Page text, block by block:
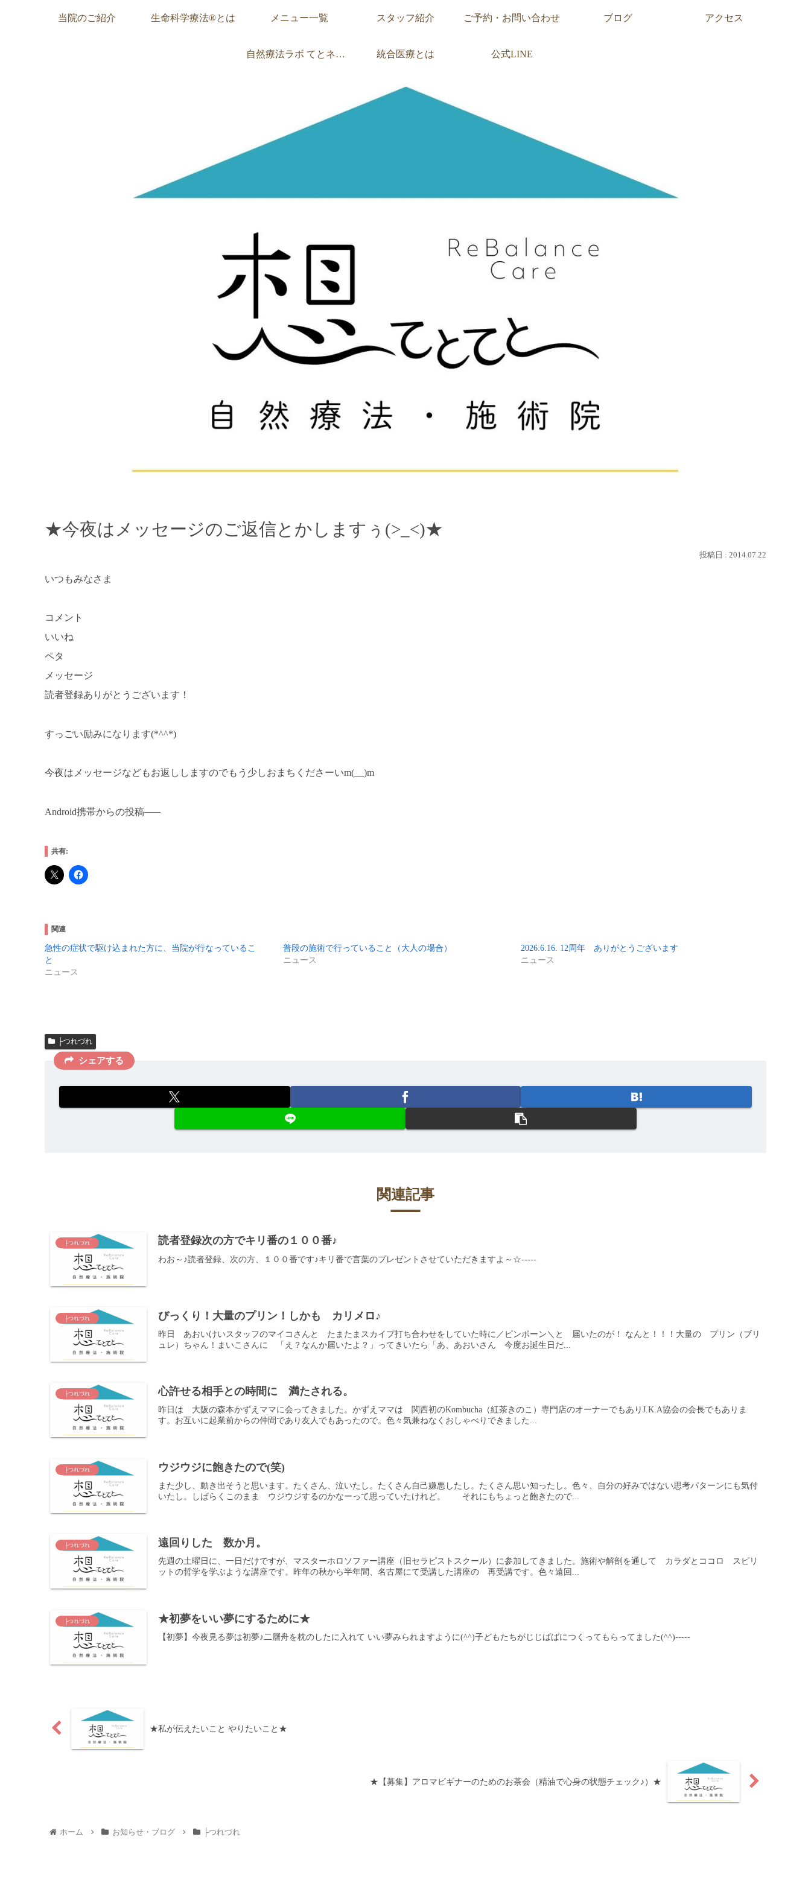
当院のご紹介 生命科学療法®︎とは メニュー一覧 スタッフ紹介 ご予約・お問い合わせ ブログ アクセス
自然療法ラボ てとネットとは 統合医療とは 公式LINE
★今夜はメッセージのご返信とかしますぅ(>_<)★
2014.07.22
いつもみなさま
コメント
いいね
ペタ
メッセージ
読者登録ありがとうございます！
すっごい励みになります(*^^*)
今夜はメッセージなどもお返ししますのでもう少しおまちくださーいm(__)m
Android携帯からの投稿—–
共有:
関連
急性の症状で駆け込まれた方に、当院が行なっているこ
と
ニュース
普段の施術で行っていること（大人の場合）
ニュース
2026.6.16. 12周年 ありがとうございます
ニュース
├つれづれ
シェアする
関連記事
├つれづれ 読者登録次の方でキリ番の１００番♪
わお～♪読者登録、次の方、１００番です♪キリ番で言葉のプレゼントさせていただきますよ～☆-----
├つれづれ びっくり！大量のプリン！しかも カリメロ♪
昨日 あおいけいスタッフのマイコさんと たまたまスカイプ打ち合わせをしていた時に／ピンポーン＼と 届いたのが！ なんと！！！大量の プリン（ブリ
ュレ）ちゃん！まいこさんに 「え？なんか届いたよ？」ってきいたら「あ、あおいさん 今度お誕生日だ...
├つれづれ 心許せる相手との時間に 満たされる。
昨日は 大阪の森本かずえママに会ってきました。かずえママは 関西初のKombucha（紅茶きのこ）専門店のオーナーでもありJ.K.A協会の会長でもありま
す。お互いに起業前からの仲間であり友人でもあったので。色々気兼ねなくおしゃべりできました...
├つれづれ ウジウジに飽きたので(笑)
また少し、動き出そうと思います。たくさん、泣いたし。たくさん自己嫌悪したし。たくさん思い知ったし。色々、自分の好みではない思考パターンにも気付
いたし。しばらくこのまま ウジウジするのかなーって思っていたけれど。 それにもちょっと飽きたので...
├つれづれ 遠回りした 数か月。
先週の土曜日に、一日だけですが、マスターホロソファー講座（旧セラピストスクール）に参加してきました。施術や解剖を通して カラダとココロ スピリ
ットの哲学を学ぶような講座です。昨年の秋から半年間、名古屋にて受講した講座の 再受講です。色々遠回...
├つれづれ ★初夢をいい夢にするために★
【初夢】今夜見る夢は初夢♪二層舟を枕のしたに入れて いい夢みられますように(^^)子どもたちがじじばばにつくってもらってました(^^)-----
★私が伝えたいこと やりたいこと★
★【募集】アロマビギナーのためのお茶会（精油で心身の状態チェック♪）★
ホーム お知らせ・ブログ ├つれづれ